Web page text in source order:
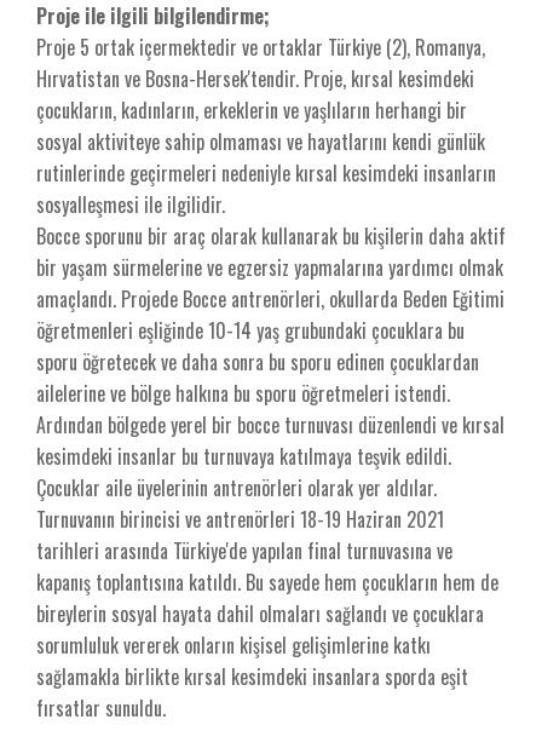
Proje ile ilgili bilgilendirme;
Proje 5 ortak içermektedir ve ortaklar Türkiye (2), Romanya,
Hırvatistan ve Bosna-Hersek'tendir. Proje, kırsal kesimdeki
çocukların, kadınların, erkeklerin ve yaşlıların herhangi bir
sosyal aktiviteye sahip olmaması ve hayatlarını kendi günlük
rutinlerinde geçirmeleri nedeniyle kırsal kesimdeki insanların
sosyalleşmesi ile ilgilidir.
Bocce sporunu bir araç olarak kullanarak bu kişilerin daha aktif
bir yaşam sürmelerine ve egzersiz yapmalarına yardımcı olmak
amaçlandı. Projede Bocce antrenörleri, okullarda Beden Eğitimi
öğretmenleri eşliğinde 10-14 yaş grubundaki çocuklara bu
sporu öğretecek ve daha sonra bu sporu edinen çocuklardan
ailelerine ve bölge halkına bu sporu öğretmeleri istendi.
Ardından bölgede yerel bir bocce turnuvası düzenlendi ve kırsal
kesimdeki insanlar bu turnuvaya katılmaya teşvik edildi.
Çocuklar aile üyelerinin antrenörleri olarak yer aldılar.
Turnuvanın birincisi ve antrenörleri 18-19 Haziran 2021
tarihleri arasında Türkiye'de yapılan final turnuvasına ve
kapanış toplantısına katıldı. Bu sayede hem çocukların hem de
bireylerin sosyal hayata dahil olmaları sağlandı ve çocuklara
sorumluluk vererek onların kişisel gelişimlerine katkı
sağlamakla birlikte kırsal kesimdeki insanlara sporda eşit
fırsatlar sunuldu.